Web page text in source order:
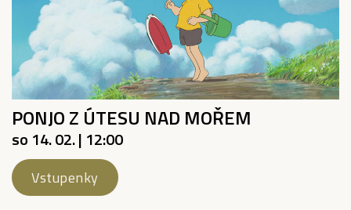
PONJO Z ÚTESU NAD MOŘEM
so 14. 02. | 12:00
Vstupenky